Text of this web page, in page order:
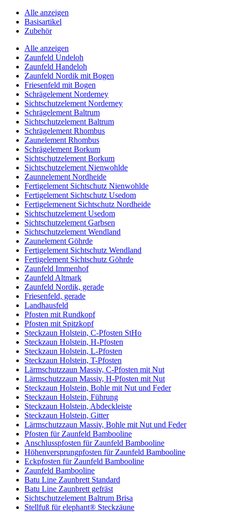
Alle anzeigen
Basisartikel
Zubehör
Alle anzeigen
Zaunfeld Undeloh
Zaunfeld Handeloh
Zaunfeld Nordik mit Bogen
Friesenfeld mit Bogen
Schrägelement Norderney
Sichtschutzelement Norderney
Schrägelement Baltrum
Sichtschutzelement Baltrum
Schrägelement Rhombus
Zaunelement Rhombus
Schrägelement Borkum
Sichtschutzelement Borkum
Sichtschutzelement Nienwohlde
Zaunnelement Nordheide
Fertigelement Sichtschutz Nienwohlde
Fertigelement Sichtschutz Usedom
Fertigelemenent Sichtschutz Nordheide
Sichtschutzelement Usedom
Sichtschutzelement Garbsen
Sichtschutzelement Wendland
Zaunelement Göhrde
Fertigelement Sichtschutz Wendland
Fertigelement Sichtschutz Göhrde
Zaunfeld Immenhof
Zaunfeld Altmark
Zaunfeld Nordik, gerade
Friesenfeld, gerade
Landhausfeld
Pfosten mit Rundkopf
Pfosten mit Spitzkopf
Steckzaun Holstein, C-Pfosten StHo
Steckzaun Holstein, H-Pfosten
Steckzaun Holstein, L-Pfosten
Steckzaun Holstein, T-Pfosten
Lärmschutzzaun Massiv, C-Pfosten mit Nut
Lärmschutzzaun Massiv, H-Pfosten mit Nut
Steckzaun Holstein, Bohle mit Nut und Feder
Steckzaun Holstein, Führung
Steckzaun Holstein, Abdeckleiste
Steckzaun Holstein, Gitter
Lärmschutzzaun Massiv, Bohle mit Nut und Feder
Pfosten für Zaunfeld Bambooline
Anschlusspfosten für Zaunfeld Bambooline
Höhenversprungpfosten für Zaunfeld Bambooline
Eckpfosten für Zaunfeld Bambooline
Zaunfeld Bambooline
Batu Line Zaunbrett Standard
Batu Line Zaunbrett gefräst
Sichtschutzelement Baltrum Brisa
Stellfuß für elephant® Steckzäune